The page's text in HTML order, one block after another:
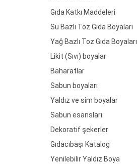
Gıda Katkı Maddeleri
Su Bazlı Toz Gıda Boyaları
Yağ Bazlı Toz Gıda Boyaları
Likit (Sıvı) boyalar
Baharatlar
Sabun boyaları
Yaldız ve sim boyalar
Sabun esansları
Dekoratif şekerler
Gıdacıbaşı Katalog
Yenilebilir Yaldız Boya